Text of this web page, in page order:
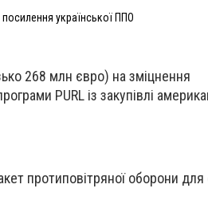
української ППО
268 млн євро) на зміцнення
PURL із закупівлі
протиповітряної оборони